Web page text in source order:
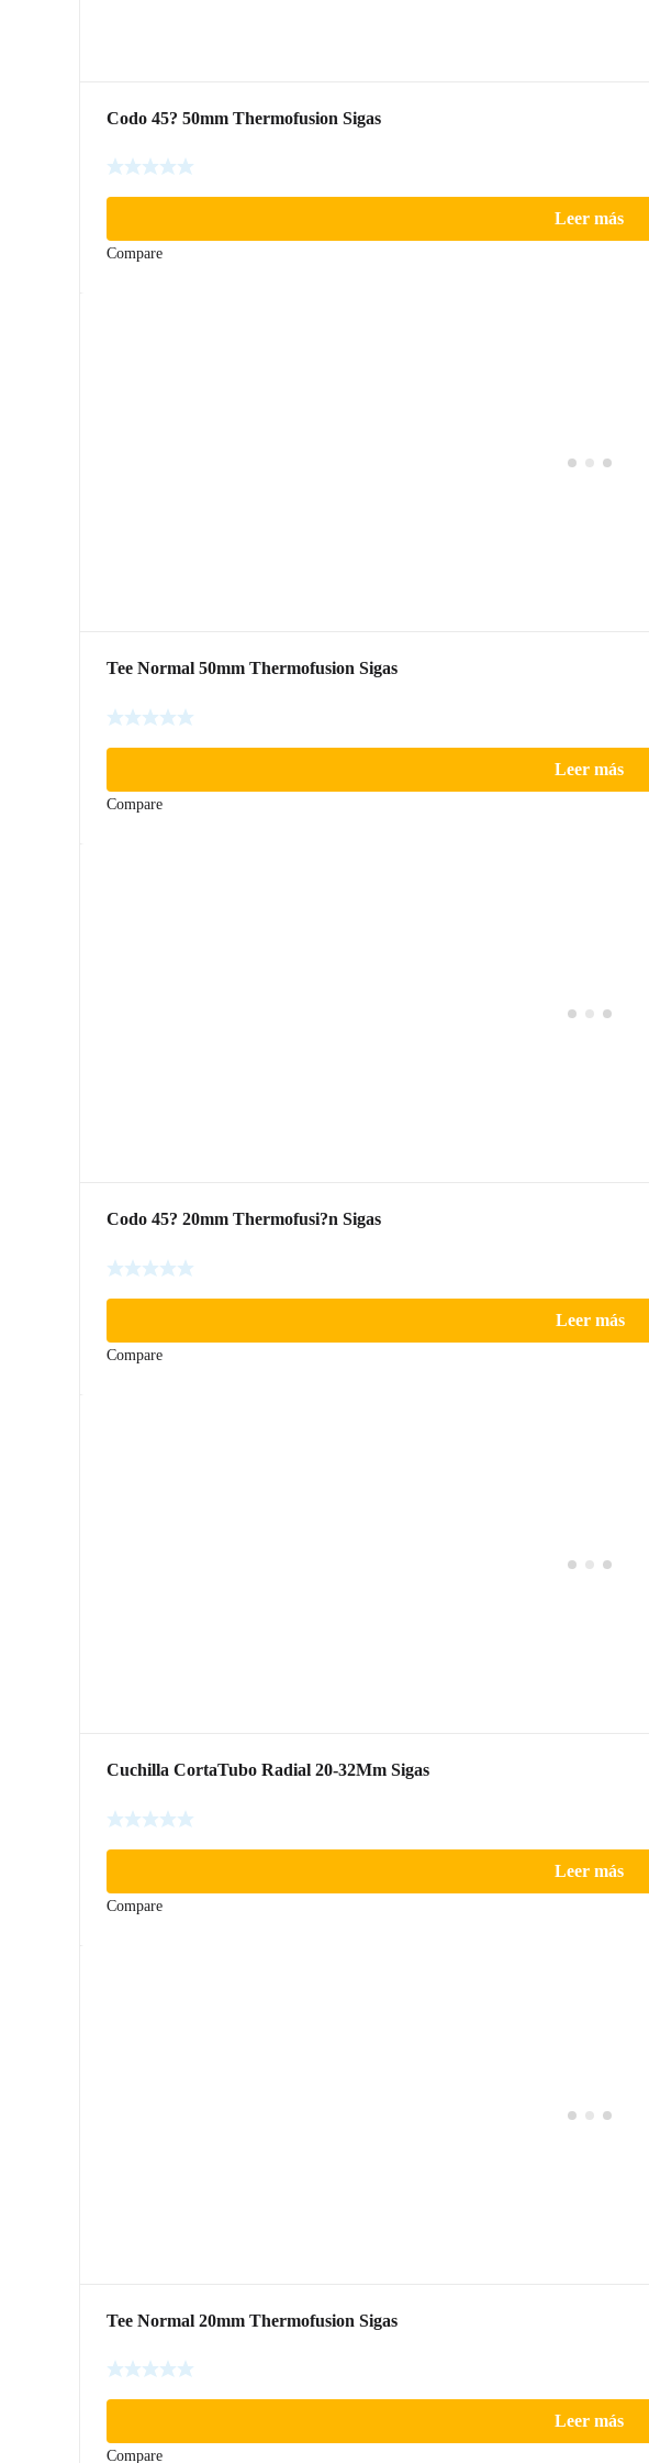
Codo 45? 50mm Thermofusion Sigas
Leer más
Compare
Tee Normal 50mm Thermofusion Sigas
Leer más
Compare
Codo 45? 20mm Thermofusi?n Sigas
Leer más
Compare
Cuchilla CortaTubo Radial 20-32Mm Sigas
Leer más
Compare
Tee Normal 20mm Thermofusion Sigas
Leer más
Compare